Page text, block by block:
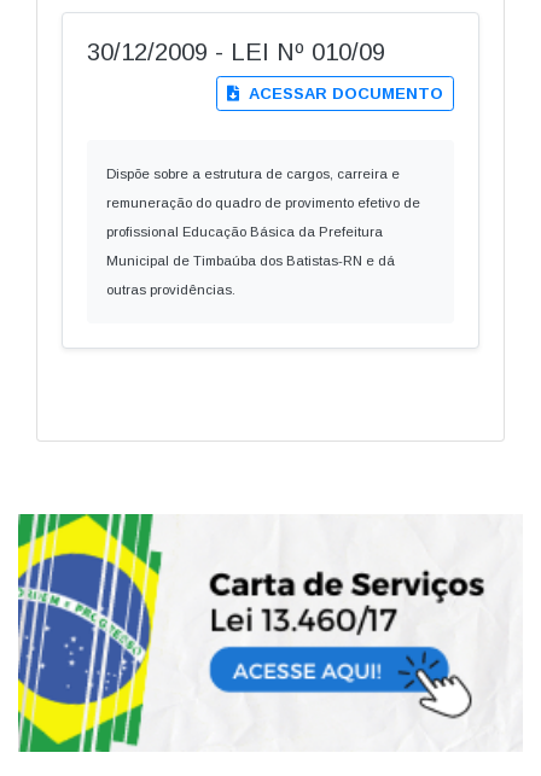
30/12/2009 - LEI Nº 010/09
ACESSAR DOCUMENTO
Dispõe sobre a estrutura de cargos, carreira e
remuneração do quadro de provimento efetivo de
profissional Educação Básica da Prefeitura
Municipal de Timbaúba dos Batistas-RN e dá
outras providências.